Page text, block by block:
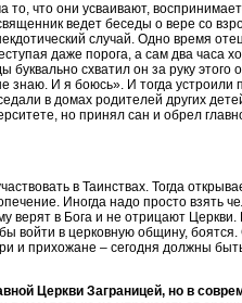
то, что они усваивают,
ведет беседы о вере со
случай. Одно время
даже порога, а сам два часа
схватил он за руку этого
знаю. И я боюсь». И тогда устроили
в домах родителей других
но принял сан и обрел
в Таинствах. Тогда
Иногда надо просто взять
верят в Бога и не отрицают
войти в церковную общину, боятся.
и прихожане – сегодня должны
Церкви Заграницей, но в